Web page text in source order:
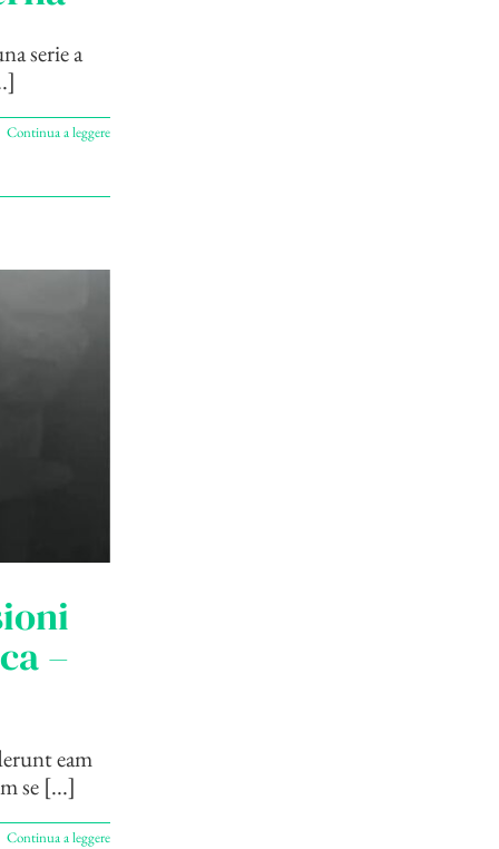
serie a
Continua a leggere
–
eam
se [...]
Continua a leggere